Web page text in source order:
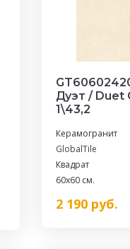
Дуэт / Duet
1\43,2
Керамогранит
GlobalTile
Квадрат
60x60 см.
2 190руб.